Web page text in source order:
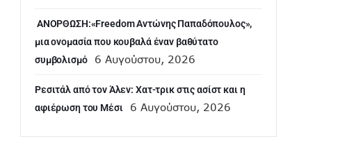
ANOΡΘΩΣΗ:«Freedom Αντώνης Παπαδόπουλος»,
μια ονομασία που κουβαλά έναν βαθύτατο
συμβολισμό
6 Αυγούστου, 2026
Ρεσιτάλ από τον Άλεν: Χατ-τρικ στις ασίστ και η
αφιέρωση του Μέσι
6 Αυγούστου, 2026